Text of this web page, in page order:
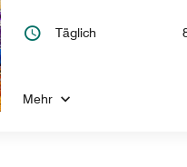
Täglich
Mehr